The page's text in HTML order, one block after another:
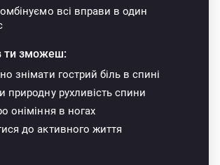
всі вправи в один
ти зможеш:
знімати гострий біль в спині
природну рухливість спини
оніміння в ногах
до активного життя